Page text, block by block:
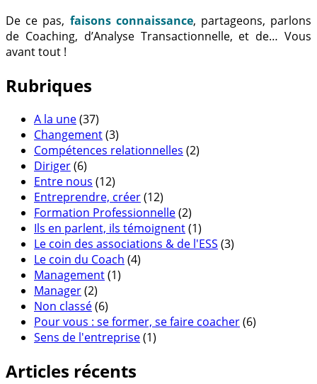
De ce pas, faisons connaissance, partageons, parlons
de Coaching, d’Analyse Transactionnelle, et de… Vous
avant tout !
Rubriques
A la une(37)
Changement(3)
Compétences relationnelles (2)
Diriger(6)
Entre nous (12)
Entreprendre, créer(12)
Formation Professionnelle(2)
Ils en parlent, ils témoignent(1)
Le coin des associations & de l'ESS (3)
Le coin du Coach (4)
Management(1)
Manager(2)
Non classé(6)
Pour vous : se former, se faire coacher(6)
Sens de l'entreprise(1)
Articles récents